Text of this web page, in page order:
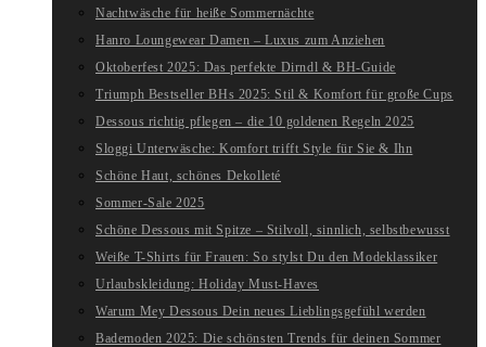
Nachtwäsche für heiße Sommernächte
Hanro Loungewear Damen – Luxus zum Anziehen
Oktoberfest 2025: Das perfekte Dirndl & BH-Guide
Triumph Bestseller BHs 2025: Stil & Komfort für große Cups
Dessous richtig pflegen – die 10 goldenen Regeln 2025
Sloggi Unterwäsche: Komfort trifft Style für Sie & Ihn
Schöne Haut, schönes Dekolleté
Sommer-Sale 2025
Schöne Dessous mit Spitze – Stilvoll, sinnlich, selbstbewusst
Weiße T-Shirts für Frauen: So stylst Du den Modeklassiker
Urlaubskleidung: Holiday Must-Haves
Warum Mey Dessous Dein neues Lieblingsgefühl werden
Bademoden 2025: Die schönsten Trends für deinen Sommer